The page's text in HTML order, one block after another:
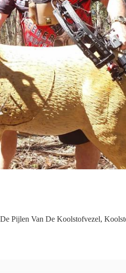
De Pijlen Van De Koolstofvezel,